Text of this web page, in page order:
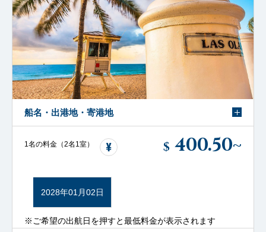
船名・出港地・寄港地
1名の料金（2名1室） $ 400.50~
2028年01月02日
※ご希望の出航日を押すと最低料金が表示されます